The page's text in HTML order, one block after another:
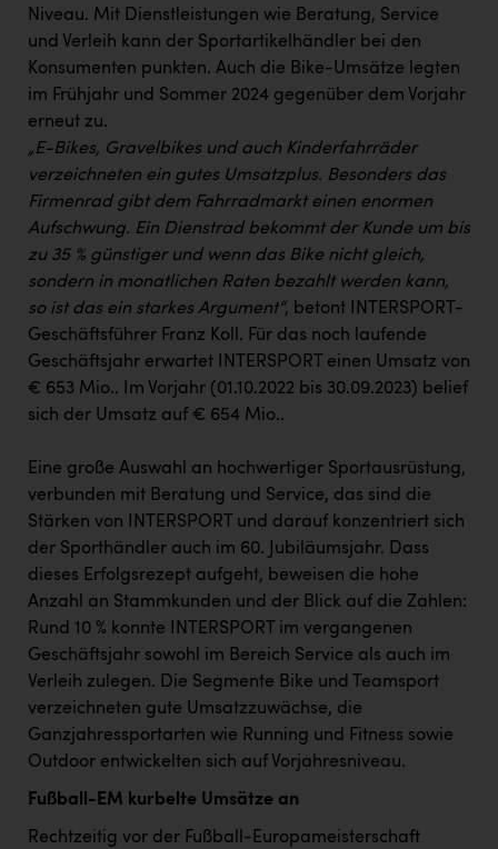
Niveau. Mit Dienstleistungen wie Beratung, Service
und Verleih kann der Sportartikelhändler bei den
Konsumenten punkten. Auch die Bike-Umsätze legten
im Frühjahr und Sommer 2024 gegenüber dem Vorjahr
erneut zu.
„E-Bikes, Gravelbikes und auch Kinderfahrräder
verzeichneten ein gutes Umsatzplus. Besonders das
Firmenrad gibt dem Fahrradmarkt einen enormen
Aufschwung. Ein Dienstrad bekommt der Kunde um bis
zu 35 % günstiger und wenn das Bike nicht gleich,
sondern in monatlichen Raten bezahlt werden kann,
so ist das ein starkes Argument“, betont INTERSPORT-
Geschäftsführer Franz Koll. Für das noch laufende
Geschäftsjahr erwartet INTERSPORT einen Umsatz von
€ 653 Mio.. Im Vorjahr (01.10.2022 bis 30.09.2023) belief
sich der Umsatz auf € 654 Mio..
Eine große Auswahl an hochwertiger Sportausrüstung,
verbunden mit Beratung und Service, das sind die
Stärken von INTERSPORT und darauf konzentriert sich
der Sporthändler auch im 60. Jubiläumsjahr. Dass
dieses Erfolgsrezept aufgeht, beweisen die hohe
Anzahl an Stammkunden und der Blick auf die Zahlen:
Rund 10 % konnte INTERSPORT im vergangenen
Geschäftsjahr sowohl im Bereich Service als auch im
Verleih zulegen. Die Segmente Bike und Teamsport
verzeichneten gute Umsatzzuwächse, die
Ganzjahressportarten wie Running und Fitness sowie
Outdoor entwickelten sich auf Vorjahresniveau.
Fußball-EM kurbelte Umsätze an
Rechtzeitig vor der Fußball-Europameisterschaft